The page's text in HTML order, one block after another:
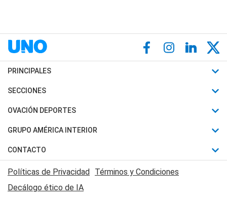
PRINCIPALES
Últimas Noticias
Política
Judiciales
Economia
SECCIONES
Horóscopo
Motores
Trucos caseros
Series y Películas
Edictos y Solicitadas
OVACIÓN DEPORTES
Fútbol
Mundial
Automovilismo
Rugby
GRUPO AMÉRICA INTERIOR
Canal 7 en Vivo
CONTACTO
Acerca de Nosotros
Contactanos
Políticas de Privacidad Términos y Condiciones
Decálogo ético de IA